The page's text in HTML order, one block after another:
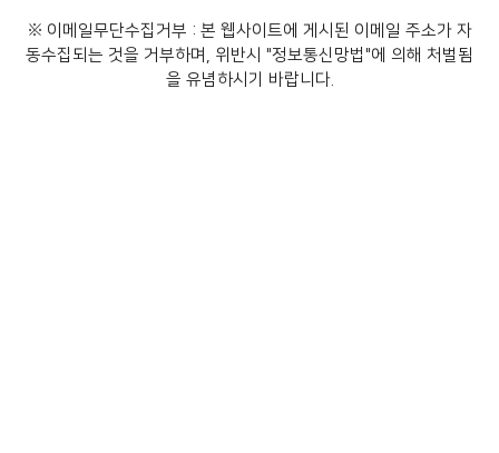
※ 이메일무단수집거부 : 본 웹사이트에 게시된 이메일 주소가 자
동수집되는 것을 거부하며, 위반시 "정보통신망법"에 의해 처벌됨
을 유념하시기 바랍니다.